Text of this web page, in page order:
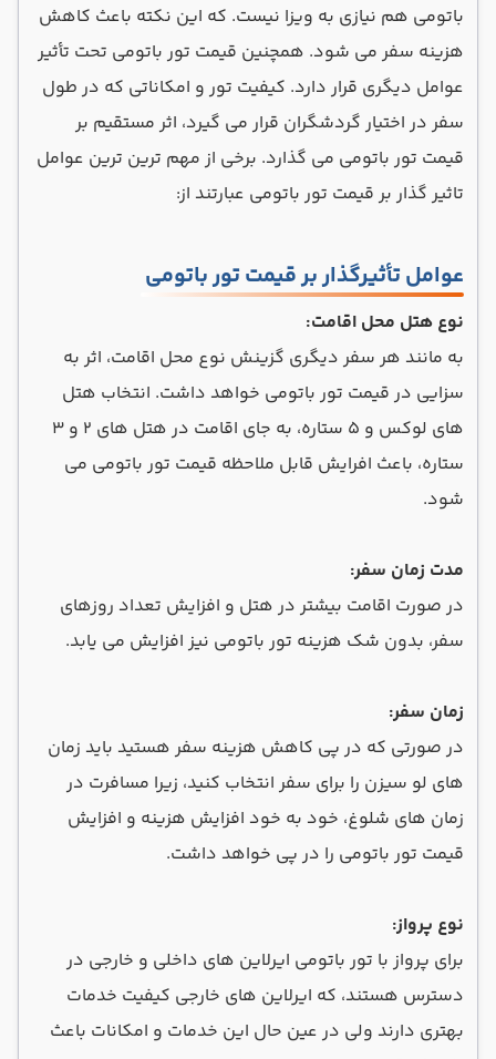
باتومی هم نیازی به ویزا نیست. که این نکته باعث کاهش
هزینه سفر می شود. همچنین قیمت تور باتومی تحت تأثیر
عوامل دیگری قرار دارد. کیفیت تور و امکاناتی که در طول
سفر در اختیار گردشگران قرار می گیرد، اثر مستقیم بر
قیمت تور باتومی می گذارد. برخی از مهم ترین ترین عوامل
تاثیر گذار بر قیمت تور باتومی عبارتند از:
عوامل تأثیرگذار بر قیمت تور باتومی
نوع هتل محل اقامت:
به مانند هر سفر دیگری گزینش نوع محل اقامت، اثر به
سزایی در قیمت تور باتومی خواهد داشت. انتخاب هتل
های لوکس و ۵ ستاره، به جای اقامت در هتل های ۲ و ۳
ستاره، باعث افرایش قابل ملاحظه قیمت تور باتومی می
شود.
مدت زمان سفر:
در صورت اقامت بیشتر در هتل و افزایش تعداد روزهای
سفر، بدون شک هزینه تور باتومی نیز افزایش می یابد.
زمان سفر:
در صورتی که در پی کاهش هزینه سفر هستید باید زمان
های لو سیزن را برای سفر انتخاب کنید، زیرا مسافرت در
زمان های شلوغ، خود به خود افزایش هزینه و افزایش
قیمت تور باتومی را در پی خواهد داشت.
نوع پرواز:
برای پرواز با تور باتومی ایرلاین های داخلی و خارجی در
دسترس هستند، که ایرلاین های خارجی کیفیت خدمات
بهتری دارند ولی در عین حال این خدمات و امکانات باعث